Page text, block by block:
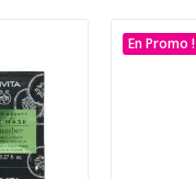
En Promo !